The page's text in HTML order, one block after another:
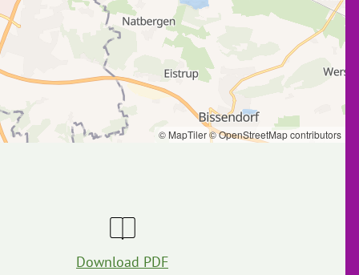
© MapTiler© OpenStreetMap contributors
Download PDF